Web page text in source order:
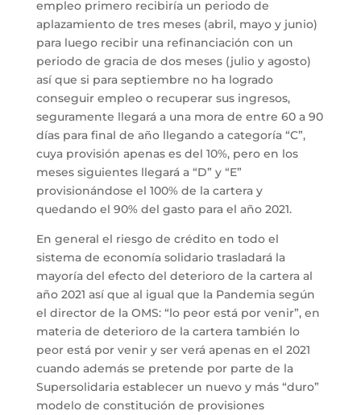
empleo primero recibiría un periodo de
aplazamiento de tres meses (abril, mayo y junio)
para luego recibir una refinanciación con un
periodo de gracia de dos meses (julio y agosto)
así que si para septiembre no ha logrado
conseguir empleo o recuperar sus ingresos,
seguramente llegará a una mora de entre 60 a 90
días para final de año llegando a categoría “C”,
cuya provisión apenas es del 10%, pero en los
meses siguientes llegará a “D” y “E”
provisionándose el 100% de la cartera y
quedando el 90% del gasto para el año 2021.
En general el riesgo de crédito en todo el
sistema de economía solidario trasladará la
mayoría del efecto del deterioro de la cartera al
año 2021 así que al igual que la Pandemia según
el director de la OMS: “lo peor está por venir”, en
materia de deterioro de la cartera también lo
peor está por venir y ser verá apenas en el 2021
cuando además se pretende por parte de la
Supersolidaria establecer un nuevo y más “duro”
modelo de constitución de provisiones